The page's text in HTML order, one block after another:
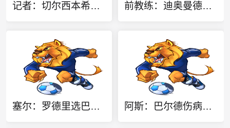
记者：切尔西本希望更早敲定查瓦里亚，但对方一度要价4200万镑 前教练：迪奥曼德更适合踢左路，“姆迪熊”组合会成为对方的噩梦
塞尔：罗德里选巴萨影响力太大，皇马所有的焦点都被他的决定抢走 阿斯：巴尔德伤病正日渐好转，弗里克希望他本周末能上场